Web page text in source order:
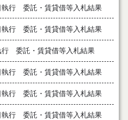
執行 委託・賃貸借等入札結果
執行 委託・賃貸借等入札結果
行 委託・賃貸借等入札結果
執行 委託・賃貸借等入札結果
執行 委託・賃貸借等入札結果
執行 委託・賃貸借等入札結果